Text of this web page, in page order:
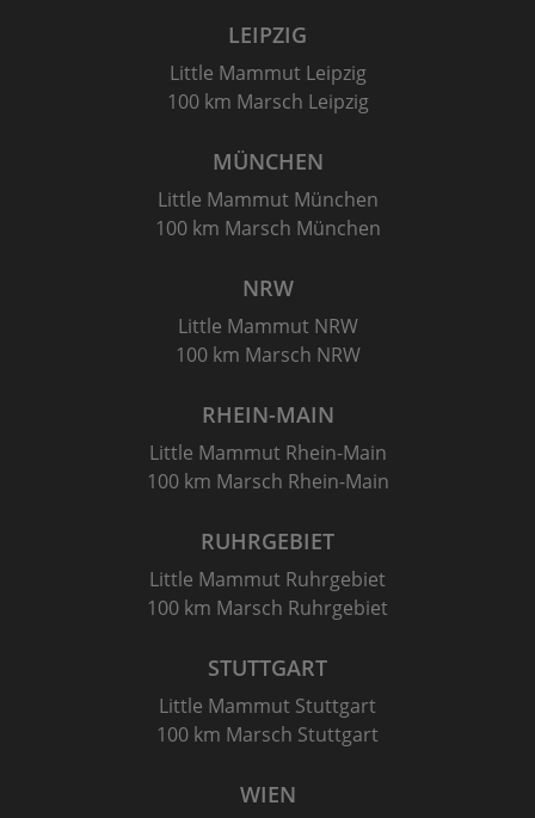
LEIPZIG
Little Mammut Leipzig
100 km Marsch Leipzig
MÜNCHEN
Little Mammut München
100 km Marsch München
NRW
Little Mammut NRW
100 km Marsch NRW
RHEIN-MAIN
Little Mammut Rhein-Main
100 km Marsch Rhein-Main
RUHRGEBIET
Little Mammut Ruhrgebiet
100 km Marsch Ruhrgebiet
STUTTGART
Little Mammut Stuttgart
100 km Marsch Stuttgart
WIEN